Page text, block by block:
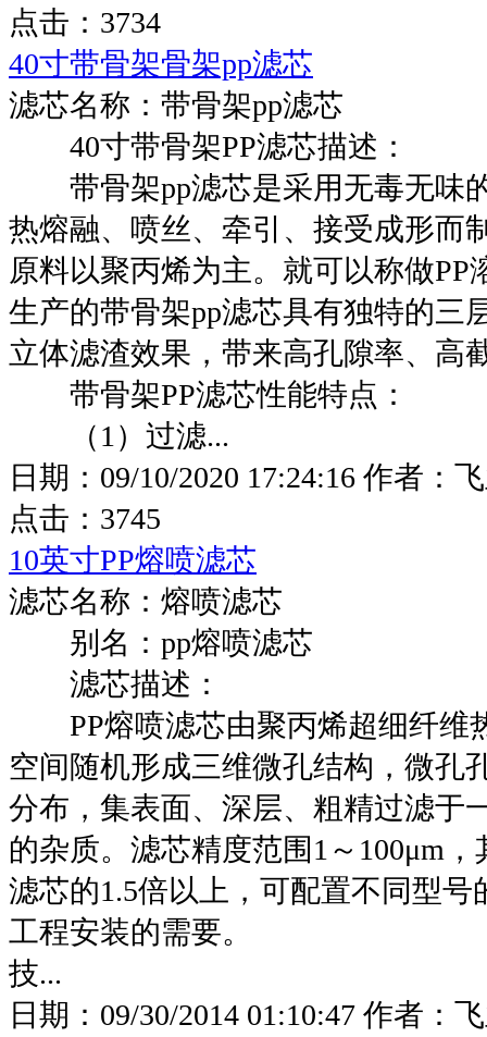
点击： 3734
40寸带骨架骨架pp滤芯
滤芯名称：带骨架pp滤芯
40寸带骨架PP滤芯描述：
带骨架pp滤芯是采用无毒无味
热熔融、喷丝、牵引、接受成形而
原料以聚丙烯为主。就可以称做PP
生产的带骨架pp滤芯具有独特的三
立体滤渣效果，带来高孔隙率、高
带骨架PP滤芯性能特点：
（1）过滤...
日期： 09/10/2020 17:24:16 作者：
点击： 3745
10英寸PP熔喷滤芯
滤芯名称：熔喷滤芯
别名：pp熔喷滤芯
滤芯描述：
PP熔喷滤芯由聚丙烯超细纤维
空间随机形成三维微孔结构，微孔
分布，集表面、深层、粗精过滤于
的杂质。滤芯精度范围1～100μm
滤芯的1.5倍以上，可配置不同型
工程安装的需要。
技...
日期： 09/30/2014 01:10:47 作者：